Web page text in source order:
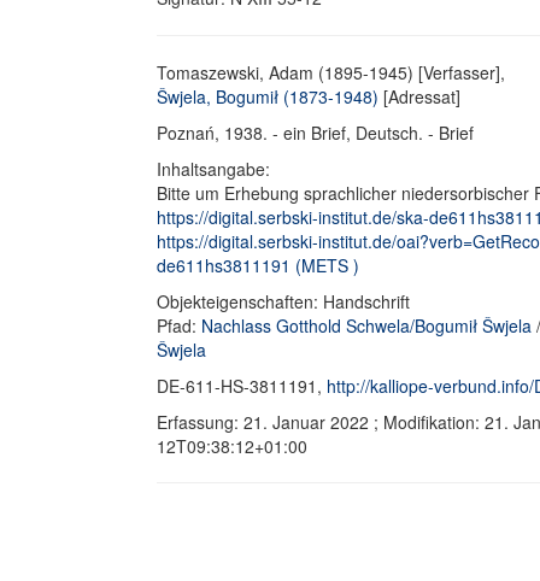
Tomaszewski, Adam (1895-1945) [Verfasser],
Šwjela, Bogumił (1873-1948) [Adressat]
Poznań, 1938. - ein Brief, Deutsch. - Brief
Inhaltsangabe:
Bitte um Erhebung sprachlicher niedersorbischer
https://digital.serbski-institut.de/ska-
https://digital.serbski-institut.de/
de611hs3811191 (METS )
Objekteigenschaften: Handschrift
Pfad: Nachlass Gotthold Schwela/Bogumił Šwjela
Šwjela
DE-611-HS-3811191, http://kalliope-
Erfassung: 21. Januar 2022 ; Modifikation: 21.
12T09:38:12+01:00